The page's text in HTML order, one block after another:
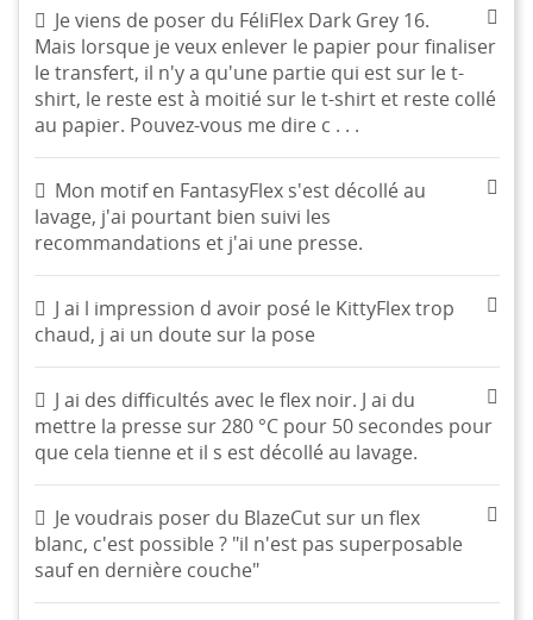
Je viens de poser du FéliFlex Dark Grey 16.
Mais lorsque je veux enlever le papier pour finaliser
le transfert, il n'y a qu'une partie qui est sur le t-
shirt, le reste est à moitié sur le t-shirt et reste collé
au papier. Pouvez-vous me dire c . . .
Mon motif en FantasyFlex s'est décollé au
lavage, j'ai pourtant bien suivi les
recommandations et j'ai une presse.
J ai l impression d avoir posé le KittyFlex trop
chaud, j ai un doute sur la pose
J ai des difficultés avec le flex noir. J ai du
mettre la presse sur 280 °C pour 50 secondes pour
que cela tienne et il s est décollé au lavage.
Je voudrais poser du BlazeCut sur un flex
blanc, c'est possible ? "il n'est pas superposable
sauf en dernière couche"